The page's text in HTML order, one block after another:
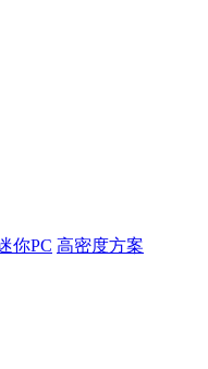
你PC 高密度方案